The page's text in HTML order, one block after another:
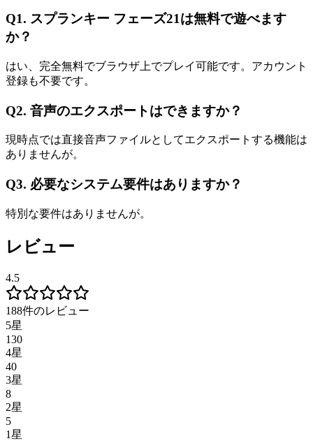
Q1. スプランキー フェーズ21は無料で遊べます
か？
はい、完全無料でブラウザ上でプレイ可能です。アカウント
登録も不要です。
Q2. 音声のエクスポートはできますか？
現時点では直接音声ファイルとしてエクスポートする機能は
ありませんが。
Q3. 必要なシステム要件はありますか？
特別な要件はありませんが。
レビュー
4.5
188件のレビュー
5星
130
4星
40
3星
8
2星
5
1星